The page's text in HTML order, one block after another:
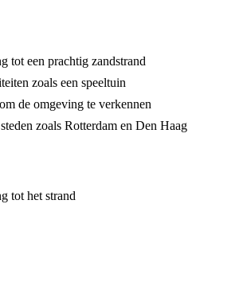
tot een prachtig zandstrand
zoals een speeltuin
de omgeving te verkennen
zoals Rotterdam en Den Haag
tot het strand